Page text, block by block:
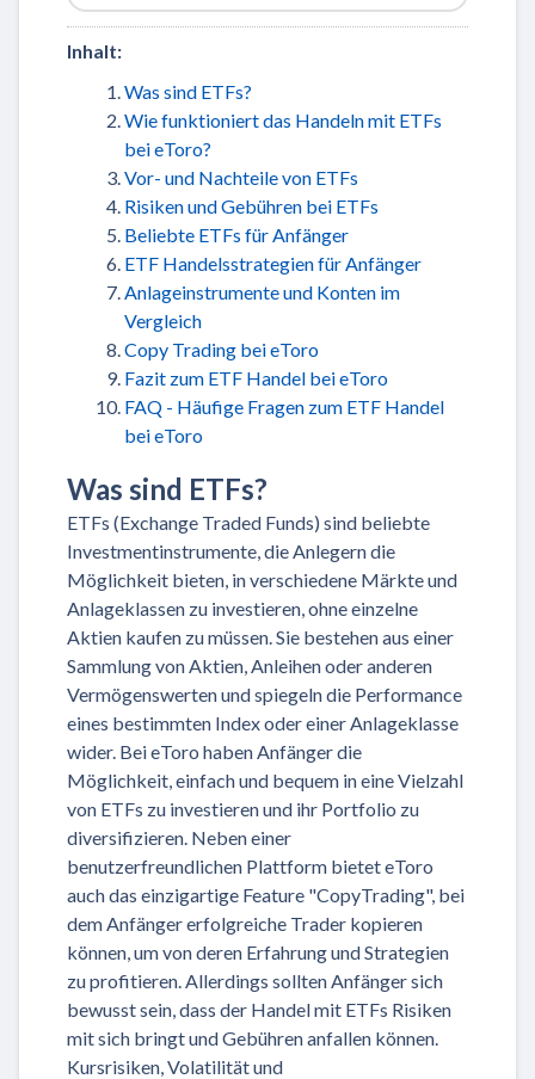
Inhalt:
Was sind ETFs?
Wie funktioniert das Handeln mit ETFs
bei eToro?
Vor- und Nachteile von ETFs
Risiken und Gebühren bei ETFs
Beliebte ETFs für Anfänger
ETF Handelsstrategien für Anfänger
Anlageinstrumente und Konten im
Vergleich
Copy Trading bei eToro
Fazit zum ETF Handel bei eToro
FAQ - Häufige Fragen zum ETF Handel
bei eToro
Was sind ETFs?
ETFs (Exchange Traded Funds) sind beliebte
Investmentinstrumente, die Anlegern die
Möglichkeit bieten, in verschiedene Märkte und
Anlageklassen zu investieren, ohne einzelne
Aktien kaufen zu müssen. Sie bestehen aus einer
Sammlung von Aktien, Anleihen oder anderen
Vermögenswerten und spiegeln die Performance
eines bestimmten Index oder einer Anlageklasse
wider. Bei eToro haben Anfänger die
Möglichkeit, einfach und bequem in eine Vielzahl
von ETFs zu investieren und ihr Portfolio zu
diversifizieren. Neben einer
benutzerfreundlichen Plattform bietet eToro
auch das einzigartige Feature "CopyTrading", bei
dem Anfänger erfolgreiche Trader kopieren
können, um von deren Erfahrung und Strategien
zu profitieren. Allerdings sollten Anfänger sich
bewusst sein, dass der Handel mit ETFs Risiken
mit sich bringt und Gebühren anfallen können.
Kursrisiken, Volatilität und